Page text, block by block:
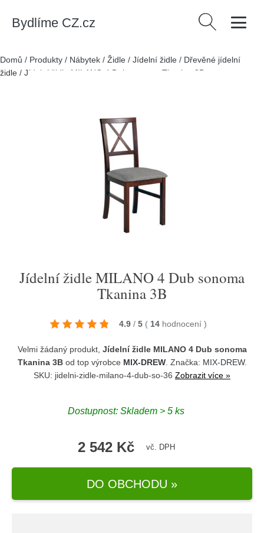
Bydlíme CZ.cz Vyhledávání
Domů / Produkty / Nábytek / Židle / Jídelní židle / Dřevěné jídelní
židle / Jídelní židle MILANO 4 Dub sonoma Tkanina 3B
Jídelní židle MILANO 4 Dub sonoma
Tkanina 3B
4.9 / 5 ( 14 hodnocení )
Velmi žádaný produkt, Jídelní židle MILANO 4 Dub sonoma
Tkanina 3Bod top výrobce MIX-DREW. Značka: MIX-DREW.
SKU: jidelni-zidle-milano-4-dub-so-36 Zobrazit více »
Dostupnost: Skladem > 5 ks
2 542 Kč vč. DPH
DO OBCHODU »